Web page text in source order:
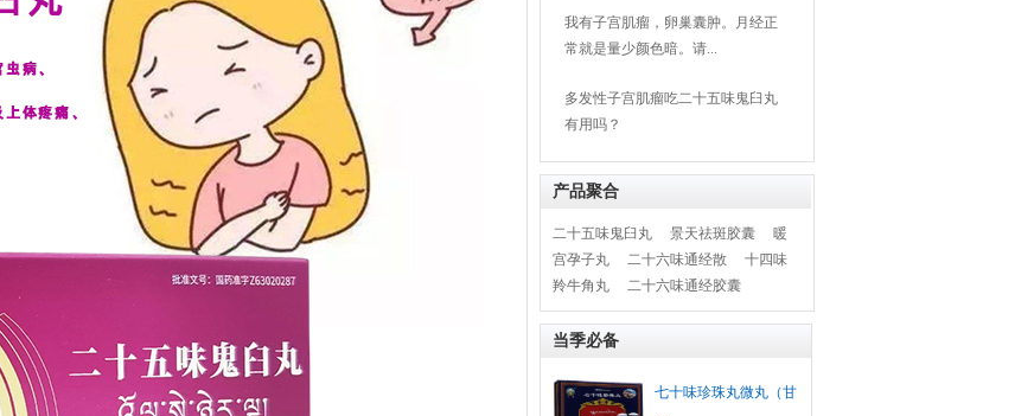
我有子宫肌瘤，卵巢囊肿。月经正
常就是量少颜色暗。请...
多发性子宫肌瘤吃二十五味鬼臼丸
有用吗？
产品聚合
二十五味鬼臼丸 景天祛斑胶囊
暖
宫孕子丸
二十六味通经散
十四味
羚牛角丸
二十六味通经胶囊
当季必备
七十味珍珠丸微丸（甘